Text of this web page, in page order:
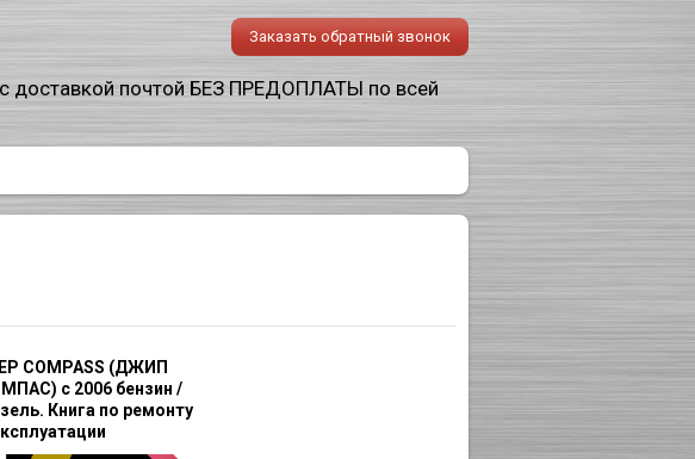
Заказать обратный звонок
почтой БЕЗ ПРЕДОПЛАТЫ по всей
COMPASS (ДЖИП
с 2006 бензин /
Книга по ремонту